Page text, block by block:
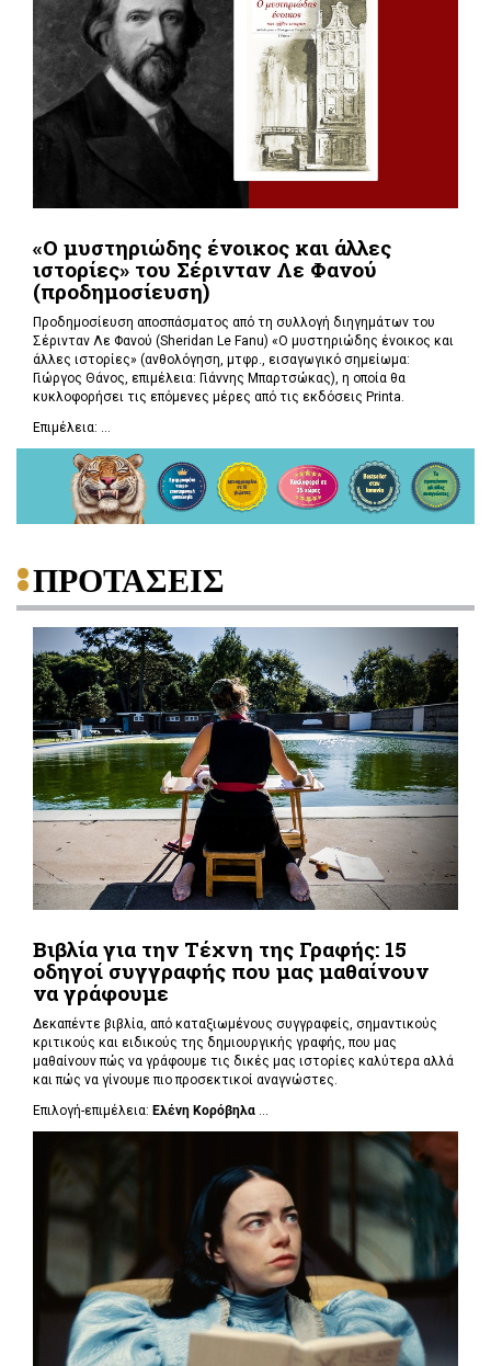
«Ο μυστηριώδης ένοικος και άλλες
ιστορίες» του Σέρινταν Λε Φανού
(προδημοσίευση)
Προδημοσίευση αποσπάσματος από τη συλλογή διηγημάτων του
Σέρινταν Λε Φανού (Sheridan Le Fanu) «Ο μυστηριώδης ένοικος και
άλλες ιστορίες» (ανθολόγηση, μτφρ., εισαγωγικό σημείωμα:
Γιώργος Θάνος, επιμέλεια: Γιάννης Μπαρτσώκας), η οποία θα
κυκλοφορήσει τις επόμενες μέρες από τις εκδόσεις Printa.
Επιμέλεια: ...
ΠΡΟΤΑΣΕΙΣ
Βιβλία για την Τέχνη της Γραφής: 15
οδηγοί συγγραφής που μας μαθαίνουν
να γράφουμε
Δεκαπέντε βιβλία, από καταξιωμένους συγγραφείς, σημαντικούς
κριτικούς και ειδικούς της δημιουργικής γραφής, που μας
μαθαίνουν πώς να γράφουμε τις δικές μας ιστορίες καλύτερα αλλά
και πώς να γίνουμε πιο προσεκτικοί αναγνώστες.
Επιλογή-επιμέλεια: Ελένη Κορόβηλα ...